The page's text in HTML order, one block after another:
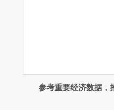
参考重要经济数据，